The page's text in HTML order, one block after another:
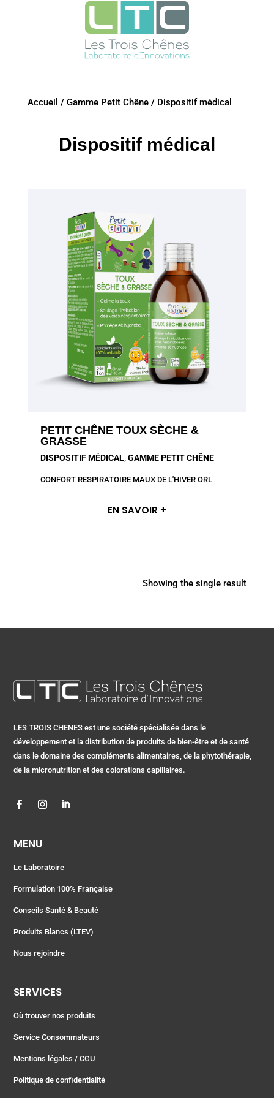
Accueil / Gamme Petit Chêne/ Dispositif médical
Dispositif médical
PETIT CHÊNE TOUX SÈCHE &
GRASSE
DISPOSITIF MÉDICAL,GAMME PETIT CHÊNE
CONFORT RESPIRATOIRE MAUX DE L'HIVER ORL
EN SAVOIR +
Showing the single result
LES TROIS CHENES est une société spécialisée dans le
développement et la distribution de produits de bien-être et de santé
dans le domaine des compléments alimentaires, de la phytothérapie,
de la micronutrition et des colorations capillaires.
MENU
Le Laboratoire
Formulation 100% Française
Conseils Santé & Beauté
Produits Blancs (LTEV)
Nous rejoindre
SERVICES
Où trouver nos produits
Service Consommateurs
Mentions légales / CGU
Politique de confidentialité